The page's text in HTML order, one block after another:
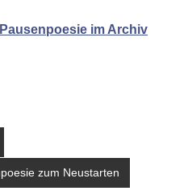
im Archiv
zum Neustarten